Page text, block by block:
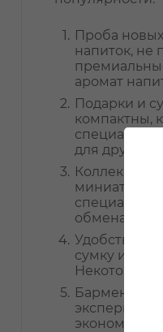
Проба
напиток, не
аромат
Подарки и
компактны,
для друзей и
миниатюры.
обменами
Удобство и
сумку или
Некоторые
Бармены и